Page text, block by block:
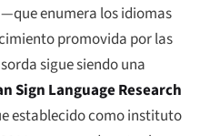
enumera los idiomas
promovida por las
sigue siendo una
Sign Language Research
establecido como instituto